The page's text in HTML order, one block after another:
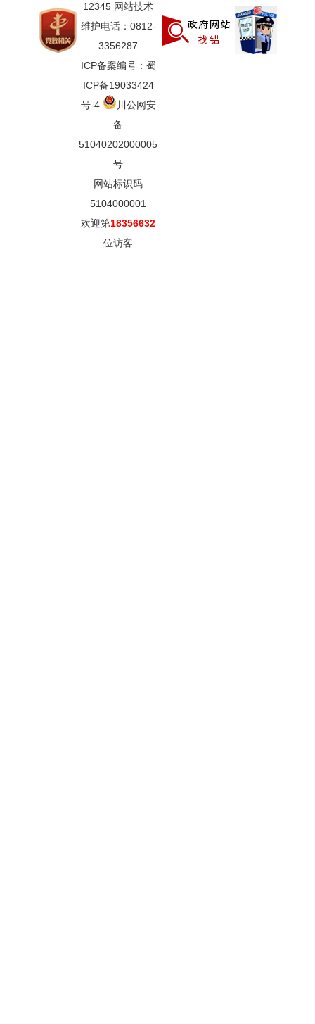
12345 网站技术
维护电话：0812-
3356287
ICP备案编号：蜀
ICP备19033424
号-4
川公网安
备
51040202000005
号
网站标识码
5104000001
欢迎第18356632
位访客